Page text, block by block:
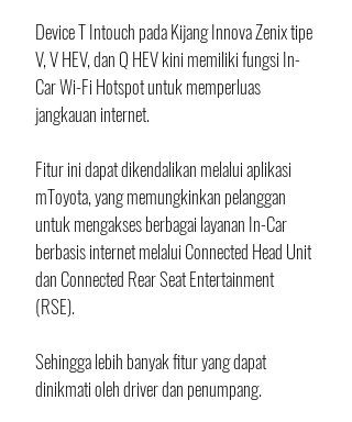
Device T Intouch pada Kijang Innova Zenix tipe
V, V HEV, dan Q HEV kini memiliki fungsi In-
Car Wi-Fi Hotspot untuk memperluas
jangkauan internet.
Fitur ini dapat dikendalikan melalui aplikasi
mToyota, yang memungkinkan pelanggan
untuk mengakses berbagai layanan In-Car
berbasis internet melalui Connected Head Unit
dan Connected Rear Seat Entertainment
(RSE).
Sehingga lebih banyak fitur yang dapat
dinikmati oleh driver dan penumpang.